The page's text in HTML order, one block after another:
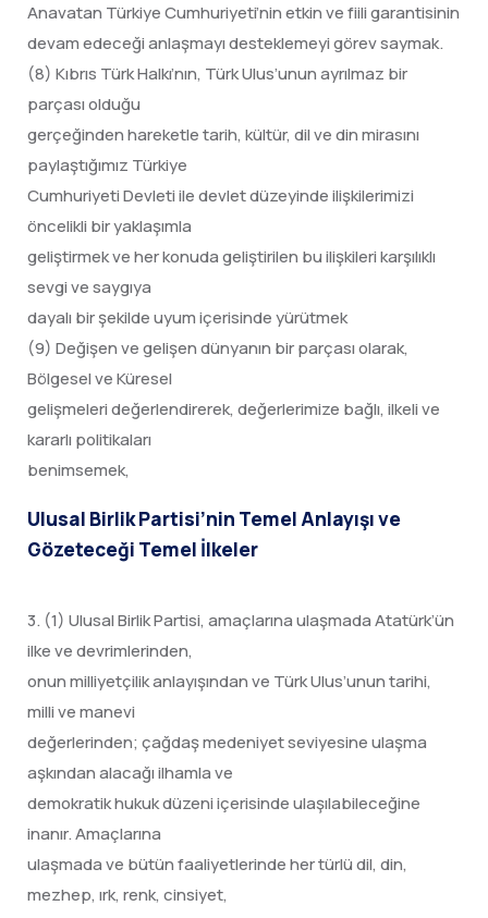
Anavatan Türkiye Cumhuriyeti’nin etkin ve fiili garantisinin
devam edeceği anlaşmayı desteklemeyi görev saymak.
(8) Kıbrıs Türk Halkı’nın, Türk Ulus’unun ayrılmaz bir
parçası olduğu
gerçeğinden hareketle tarih, kültür, dil ve din mirasını
paylaştığımız Türkiye
Cumhuriyeti Devleti ile devlet düzeyinde ilişkilerimizi
öncelikli bir yaklaşımla
geliştirmek ve her konuda geliştirilen bu ilişkileri karşılıklı
sevgi ve saygıya
dayalı bir şekilde uyum içerisinde yürütmek
(9) Değişen ve gelişen dünyanın bir parçası olarak,
Bölgesel ve Küresel
gelişmeleri değerlendirerek, değerlerimize bağlı, ilkeli ve
kararlı politikaları
benimsemek,
Ulusal Birlik Partisi’nin Temel Anlayışı ve
Gözeteceği Temel İlkeler
3. (1) Ulusal Birlik Partisi, amaçlarına ulaşmada Atatürk’ün
ilke ve devrimlerinden,
onun milliyetçilik anlayışından ve Türk Ulus’unun tarihi,
milli ve manevi
değerlerinden; çağdaş medeniyet seviyesine ulaşma
aşkından alacağı ilhamla ve
demokratik hukuk düzeni içerisinde ulaşılabileceğine
inanır. Amaçlarına
ulaşmada ve bütün faaliyetlerinde her türlü dil, din,
mezhep, ırk, renk, cinsiyet,